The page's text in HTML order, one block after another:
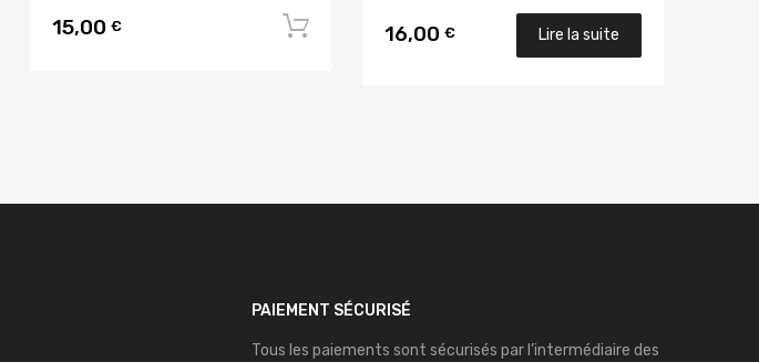
15,00 € Ajouter au panier
16,00 € Lire la suite
PAIEMENT SÉCURISÉ
Tous les paiements sont sécurisés par l’intermédiaire des